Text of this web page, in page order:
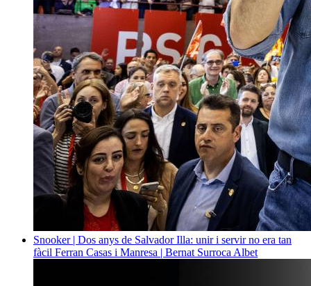
Snooker | Dos anys de Salvador Illa: unir i servir no era tan
fàcil Ferran Casas i Manresa | Bernat Surroca Albet